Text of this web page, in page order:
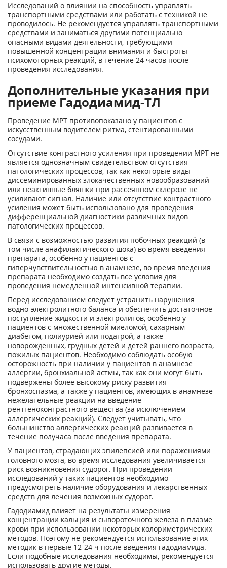
Исследований о влиянии на способность управлять
транспортными средствами или работать с техникой не
проводилось. Не рекомендуется управлять транспортными
средствами и заниматься другими потенциально
опасными видами деятельности, требующими
повышенной концентрации внимания и быстроты
психомоторных реакций, в течение 24 часов после
проведения исследования.
Дополнительные указания при
приеме Гадодиамид-ТЛ
Проведение МРТ противопоказано у пациентов с
искусственным водителем ритма, стентированными
сосудами.
Отсутствие контрастного усиления при проведении МРТ не
является однозначным свидетельством отсутствия
патологических процессов, так как некоторые виды
диссеминированных злокачественных новообразований
или неактивные бляшки при рассеянном склерозе не
усиливают сигнал. Наличие или отсутствие контрастного
усиления может быть использовано для проведения
дифференциальной диагностики различных видов
патологических процессов.
В связи с возможностью развития побочных реакций (в
том числе анафилактического шока) во время введения
препарата, особенно у пациентов с
гиперчувствительностью в анамнезе, во время введения
препарата необходимо создать все условия для
проведения немедленной интенсивной терапии.
Перед исследованием следует устранить нарушения
водно-электролитного баланса и обеспечить достаточное
поступление жидкости и электролитов, особенно у
пациентов с множественной миеломой, сахарным
диабетом, полиурией или подагрой, а также
новорожденных, грудных детей и детей раннего возраста,
пожилых пациентов. Необходимо соблюдать особую
осторожность при наличии у пациентов в анамнезе
аллергии, бронхиальной астмы, так как они могут быть
подвержены более высокому риску развития
бронхоспазма, а также у пациентов, имеющих в анамнезе
нежелательные реакции на введение
рентгеноконтрастного вещества (за исключением
аллергических реакций). Следует учитывать, что
большинство аллергических реакций развивается в
течение получаса после введения препарата.
У пациентов, страдающих эпилепсией или поражениями
головного мозга, во время исследования увеличивается
риск возникновения судорог. При проведении
исследований у таких пациентов необходимо
предусмотреть наличие оборудования и лекарственных
средств для лечения возможных судорог.
Гадодиамид влияет на результаты измерения
концентрации кальция и сывороточного железа в плазме
крови при использовании некоторых колориметрических
методов. Поэтому не рекомендуется использование этих
методик в первые 12-24 ч после введения гадодиамида.
Если подобные исследования необходимы, рекомендуется
использовать другие методы.